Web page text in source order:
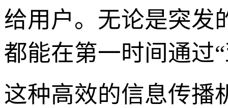
给用户。无论是突发
都能在第一时间通过
这种高效的信息传播